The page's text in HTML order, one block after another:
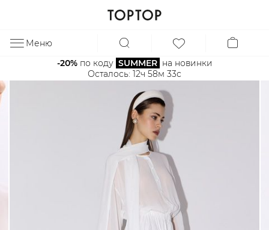
Меню
-20% по коду SUMMER на новинки
Осталось: 12ч 58м 33с